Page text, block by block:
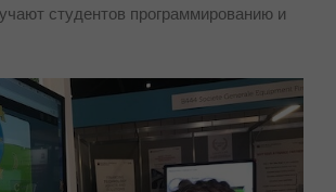
студентов программированию и